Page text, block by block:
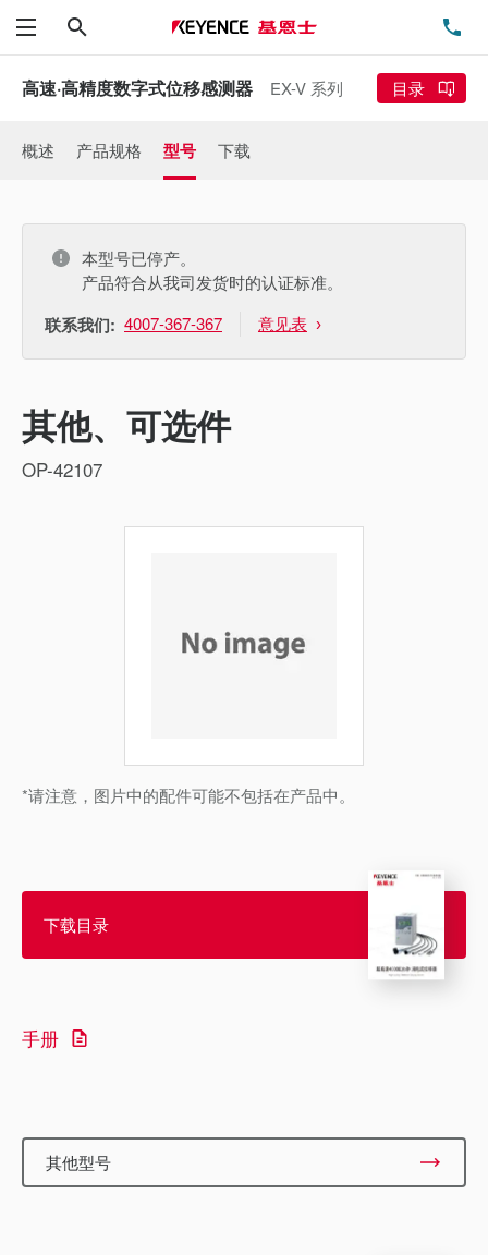
菜单
高速·高精度数字式位移感测器 EX-V 系列 目录
概述 产品规格 型号 下载
本型号已停产。
产品符合从我司发货时的认证标准。
联系我们: 4007-367-367 意见表
其他、可选件
OP-42107
*请注意，图片中的配件可能不包括在产品中。
下载目录
手册
其他型号